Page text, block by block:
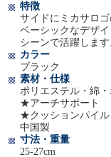
特徴
サイドにミカサロ
ベーシックなデザ
シーンで活躍します
カラー
ブラック
素材・仕様
ポリエステル・綿
★アーチサポート
★クッションパイル
中国製
寸法・重量
25-27cm